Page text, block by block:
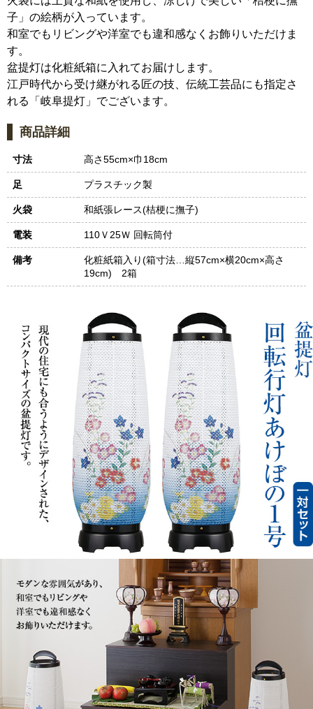
子」の絵柄が入っています。
和室でもリビングや洋室でも違和感なくお飾りいただけま
す。
盆提灯は化粧紙箱に入れてお届けします。
江戸時代から受け継がれる匠の技、伝統工芸品にも指定さ
れる「岐阜提灯」でございます。
商品詳細
寸法 高さ55cm×巾18cm
足 プラスチック製
火袋 和紙張レース(桔梗に撫子)
電装 110Ｖ25Ｗ 回転筒付
備考
化粧紙箱入り(箱寸法…縦57cm×横20cm×高さ
19cm) 2箱